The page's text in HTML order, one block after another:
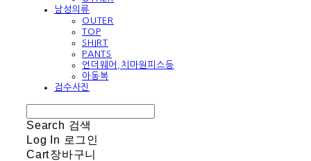
남성의류
OUTER
TOP
SHIRT
PANTS
언더웨어,치마원피스등
아동복
검수사진
Search 검색
Log In 로그인
Cart장바구니